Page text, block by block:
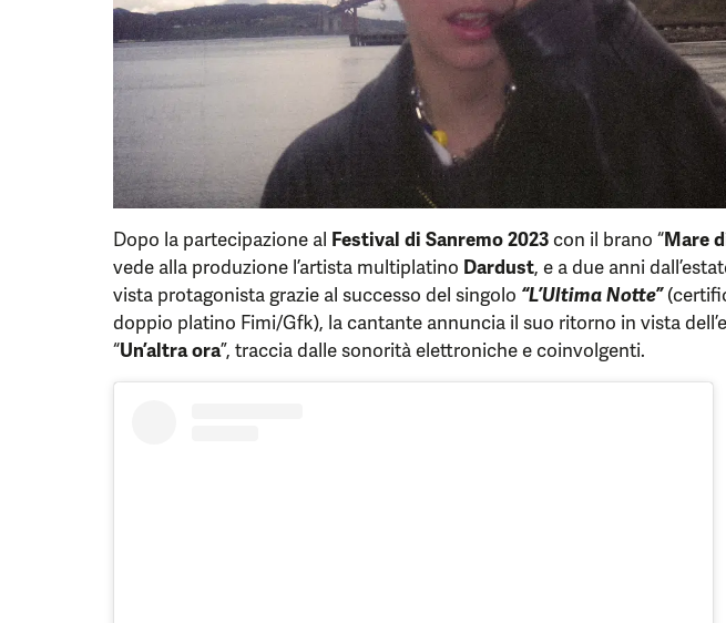
Dopo la partecipazione al Festival di Sanremo 2023con il brano “Mare
vede alla produzione l’artista multiplatino Dardust, e a due anni
vista protagonista grazie al successo del singolo “L’Ultima Notte”
doppio platino Fimi/Gfk), la cantante annuncia il suo ritorno in vista
“Un’altra ora”, traccia dalle sonorità elettroniche e coinvolgenti.